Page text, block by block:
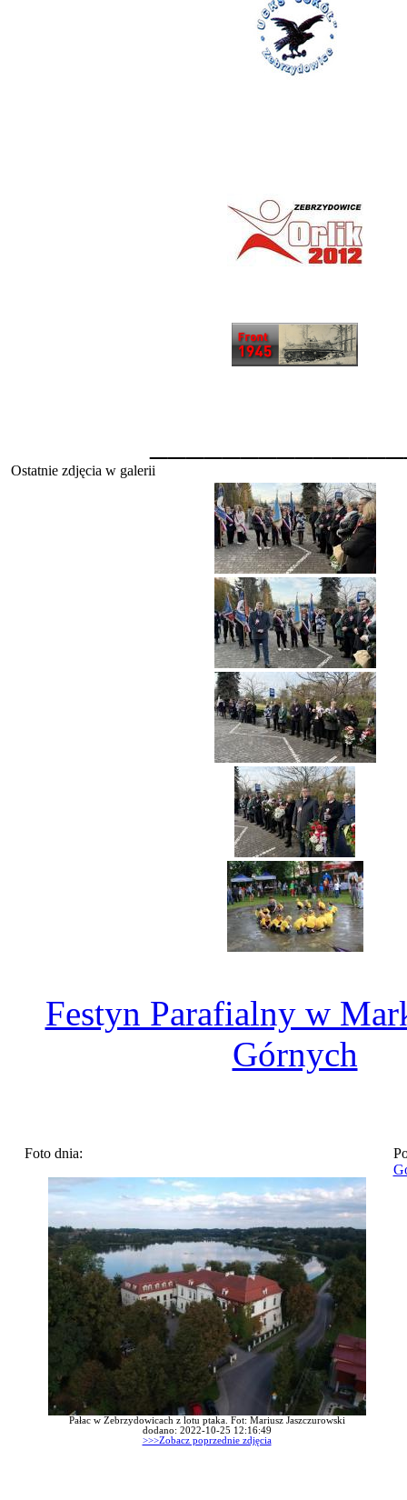
Ostatnie zdjęcia w galerii
Festyn Parafialny w
Górnych
Foto dnia:
Pałac w Zebrzydowicach z lotu ptaka. Fot: Mariusz Jaszczurowski
dodano: 2022-10-25 12:16:49
>>>Zobacz poprzednie zdjęcia